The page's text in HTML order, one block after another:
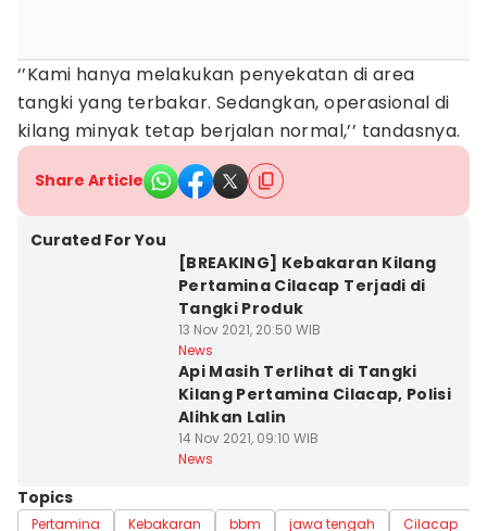
‘’Kami hanya melakukan penyekatan di area
tangki yang terbakar. Sedangkan, operasional di
kilang minyak tetap berjalan normal,’’ tandasnya.
Share Article
Curated For You
[BREAKING] Kebakaran Kilang
Pertamina Cilacap Terjadi di
Tangki Produk
13 Nov 2021, 20:50 WIB
News
Api Masih Terlihat di Tangki
Kilang Pertamina Cilacap, Polisi
Alihkan Lalin
14 Nov 2021, 09:10 WIB
News
Topics
Pertamina Kebakaran bbm jawa tengah Cilacap